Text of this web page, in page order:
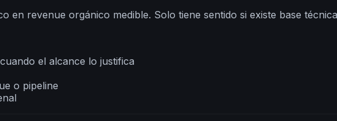
en revenue orgánico medible. Solo tiene sentido si existe base
el alcance lo justifica
o pipeline